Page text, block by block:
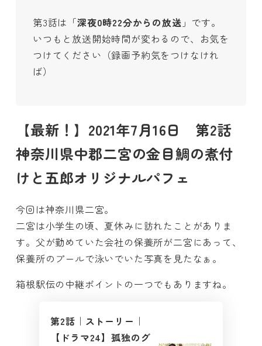
第3話は「深夜0時22分からの放送 」です。
いつもと放送開始時間が変わるので、お気を
つけてください（録画予約気をつけなけれ
ば）
【最新！】2021年7月16日 第2話
神奈川県中郡二宮の金目鯛の煮付
けと五郎オリジナルパフェ
今回は神奈川県二宮。
二宮は小学生の頃、夏休みに訪れたことがありま
す。父が勤めていた会社の保養所が二宮にあって、
保養所のプールで泳いでいた写真を見たなぁ。
箱根駅伝の中継ポイントの一つでもありますね。
第2話｜ストーリー｜
【ドラマ24】孤独のグ